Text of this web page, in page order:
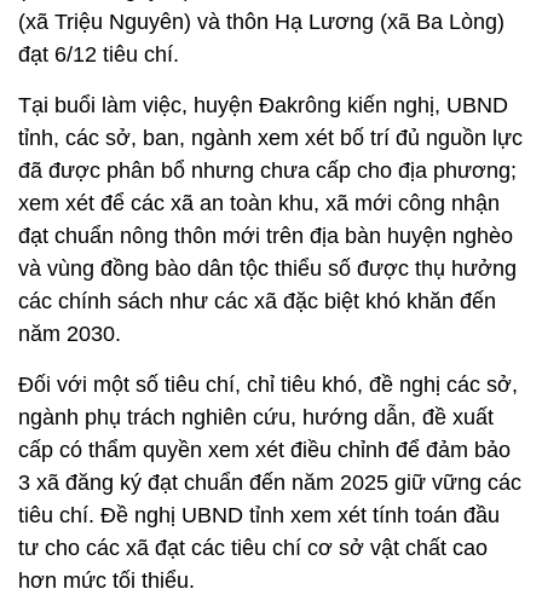
(xã Triệu Nguyên) và thôn Hạ Lương (xã Ba Lòng)
đạt 6/12 tiêu chí.
Tại buổi làm việc, huyện Đakrông kiến nghị, UBND
tỉnh, các sở, ban, ngành xem xét bố trí đủ nguồn lực
đã được phân bổ nhưng chưa cấp cho địa phương;
xem xét để các xã an toàn khu, xã mới công nhận
đạt chuẩn nông thôn mới trên địa bàn huyện nghèo
và vùng đồng bào dân tộc thiểu số được thụ hưởng
các chính sách như các xã đặc biệt khó khăn đến
năm 2030.
Đối với một số tiêu chí, chỉ tiêu khó, đề nghị các sở,
ngành phụ trách nghiên cứu, hướng dẫn, đề xuất
cấp có thẩm quyền xem xét điều chỉnh để đảm bảo
3 xã đăng ký đạt chuẩn đến năm 2025 giữ vững các
tiêu chí. Đề nghị UBND tỉnh xem xét tính toán đầu
tư cho các xã đạt các tiêu chí cơ sở vật chất cao
hơn mức tối thiểu.